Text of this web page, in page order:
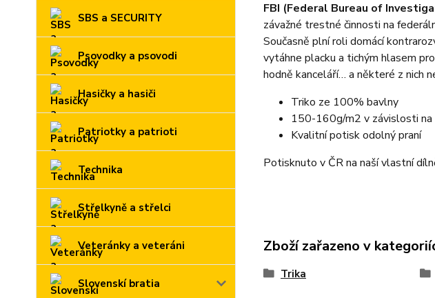
SBS a SECURITY
Psovodky a psovodi
Hasičky a hasiči
Patriotky a patrioti
Technika
Střelkyně a střelci
Veteránky a veteráni
Slovenskí bratia
FBI (Federal Bureau of
závažné trestné činnosti na
Současně plní roli domácí
vytáhne placku a tichým hlasem
hodně kanceláří… a některé z nich
Triko ze 100% bavlny
150-160g/m2 v závislosti
Kvalitní potisk odolný praní
Potisknuto v ČR na naší vlastní
Zboží zařazeno v
Trika